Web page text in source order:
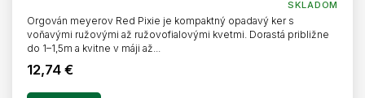
SKLADOM
12,74 €
Orgován meyerov Red Pixie je kompaktný opadavý ker s
voňavými ružovými až ružovofialovými kvetmi. Dorastá približne
do 1–1,5m a kvitne v máji až...